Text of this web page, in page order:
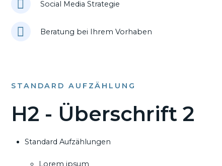
Social Media Strategie
Beratung bei Ihrem Vorhaben
STANDARD AUFZÄHLUNG
H2 - Überschrift 2
Standard Aufzählungen
Lorem ipsum